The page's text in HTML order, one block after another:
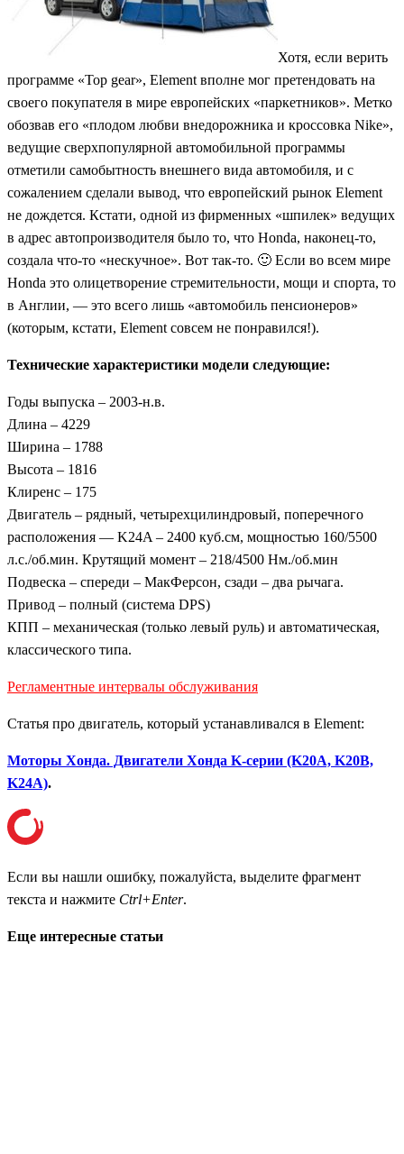
Хотя, если верить
программе «Top gear», Element вполне мог претендовать на
своего покупателя в мире европейских «паркетников». Метко
обозвав его «плодом любви внедорожника и кроссовка Nike»,
ведущие сверхпопулярной автомобильной программы
отметили самобытность внешнего вида автомобиля, и с
сожалением сделали вывод, что европейский рынок Element
не дождется. Кстати, одной из фирменных «шпилек» ведущих
в адрес автопроизводителя было то, что Honda, наконец-то,
создала что-то «нескучное». Вот так-то. 🙂 Если во всем мире
Honda это олицетворение стремительности, мощи и спорта, то
в Англии, — это всего лишь «автомобиль пенсионеров»
(которым, кстати, Element совсем не понравился!).
Технические характеристики модели следующие:
Годы выпуска – 2003-н.в.
Длина – 4229
Ширина – 1788
Высота – 1816
Клиренс – 175
Двигатель – рядный, четырехцилиндровый, поперечного
расположения — K24A – 2400 куб.см, мощностью 160/5500
л.с./об.мин. Крутящий момент – 218/4500 Нм./об.мин
Подвеска – спереди – МакФерсон, сзади – два рычага.
Привод – полный (система DPS)
КПП – механическая (только левый руль) и автоматическая,
классического типа.
Регламентные интервалы обслуживания
Статья про двигатель, который устанавливался в Element:
Моторы Хонда. Двигатели Хонда K-серии (K20A, K20B,
K24A).
Если вы нашли ошибку, пожалуйста, выделите фрагмент
текста и нажмите Ctrl+Enter.
Еще интересные статьи